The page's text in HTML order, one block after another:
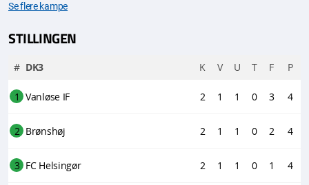
Se flere kampe
STILLINGEN
# DK3 K V U T F P
1 Vanløse IF 2 1 1 0 3 4
2 Brønshøj 2 1 1 0 2 4
3 FC Helsingør 2 1 1 0 1 4